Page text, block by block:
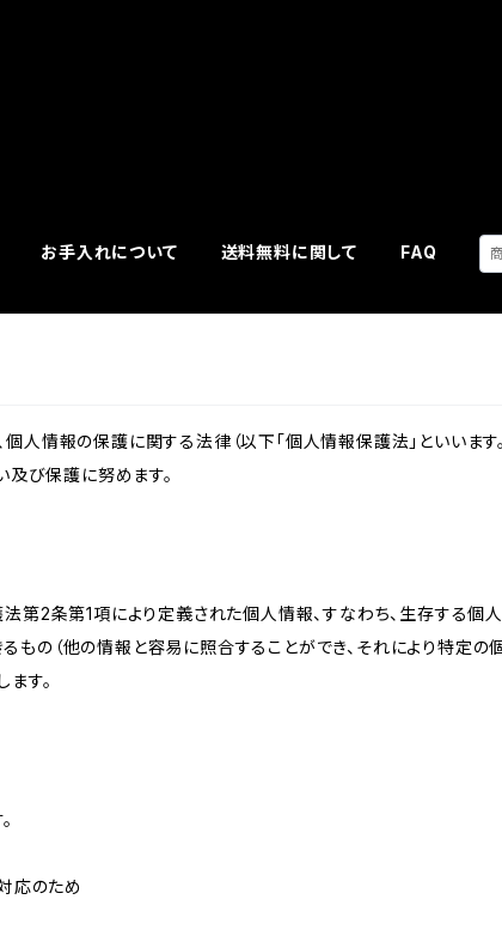
お手入れについて 送料無料に関して FAQ
情報の保護に関する法律（以下「個人情報保護法」といいます
及び保護に努めます。
第2条第1項により定義された個人情報、すなわち、生存する個
の（他の情報と容易に照合することができ、それにより特定
す。
応のため